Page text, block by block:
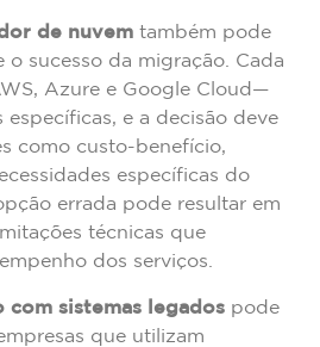
de nuvem também pode
sucesso da migração. Cada
Azure e Google Cloud—
específicas, e a decisão deve
como custo-benefício,
específicas do
errada pode resultar em
técnicas que
dos serviços.
com sistemas legados pode
que utilizam